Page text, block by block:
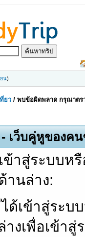
ยน)
ยว /พบข้อผิดพลาด กรุณาตร
เว็บคู่หูของค
ข้าสู่ระบบ
านล่าง:
ด้เข้าสู่ระบ
างเพื่อเข้า